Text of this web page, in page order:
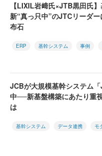
【LIXIL岩﨑氏×JTB黒田氏
新“真っ只中”のJTCリーダ
布石
ERP 基幹システム 事例
JCBが大規模基幹システム
中──新基盤構築にあたり重
は
基幹システム データ連携 モ